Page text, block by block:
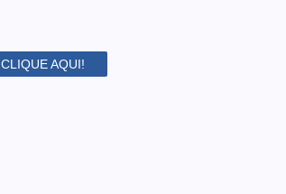
CLIQUE AQUI!